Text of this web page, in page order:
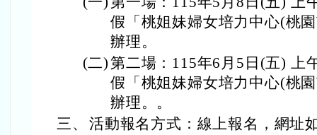
假「桃姐妹婦女培力中心(桃
辦理。
(二)第二場：115年6月5日(五) 上
假「桃姐妹婦女培力中心(桃
辦理。。
三、 活動報名方式：線上報名，網址